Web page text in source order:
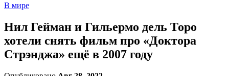
В мире
Нил Гейман и Гильермо дель Торо
хотели снять фильм про «Доктора
Стрэнджа» ещё в 2007 году